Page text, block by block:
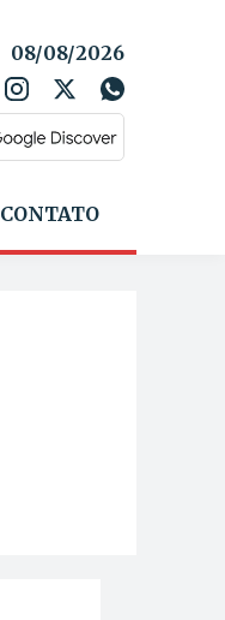
08/08/2026
CONTATO